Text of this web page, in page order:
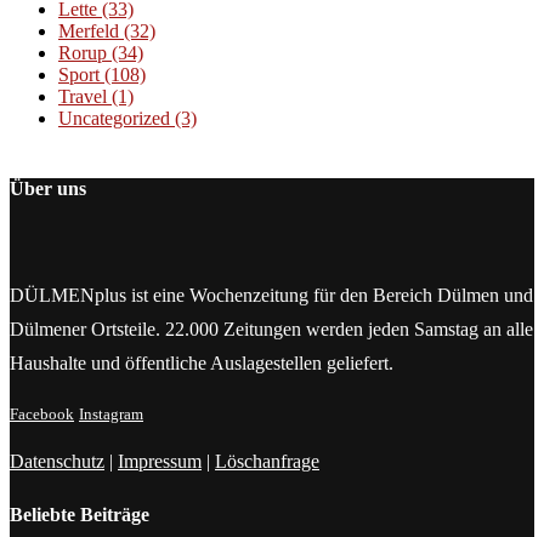
Lette (33)
Merfeld (32)
Rorup (34)
Sport (108)
Travel (1)
Uncategorized (3)
Über uns
DÜLMENplus ist eine Wochenzeitung für den Bereich Dülmen und
Dülmener Ortsteile. 22.000 Zeitungen werden jeden Samstag an alle
Haushalte und öffentliche Auslagestellen geliefert.
Facebook Instagram
Datenschutz | Impressum | Löschanfrage
Beliebte Beiträge